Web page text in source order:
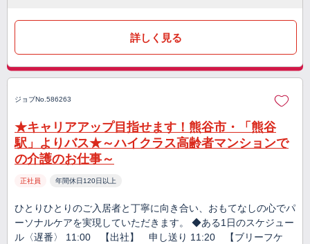
詳しく見る
ジョブNo.586263
★キャリアアップ目指せます！熊谷市・「熊谷
駅」よりバス★～ハイクラス高齢者マンションで
の介護のお仕事～
正社員 年間休日120日以上
ひとりひとりのご入居者と丁寧に向き合い、おもてなしの心でパ
ーソナルケアを実現していただきます。 ◆ある1日のスケジュー
ル〈遅番〉 11:00 【出社】 申し送り 11:20 【ブリーフケ